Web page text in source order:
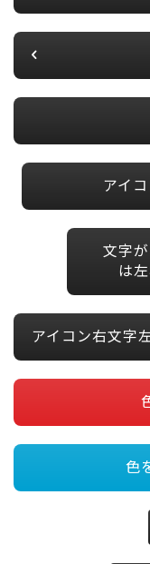
アイ
文字
は
アイコン右文字
色